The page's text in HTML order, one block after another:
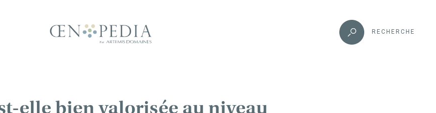
RECHERCHE
elle bien valorisée au niveau